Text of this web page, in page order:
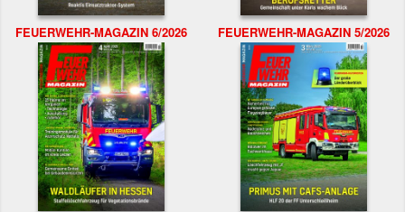
FEUERWEHR-MAGAZIN 6/2026 FEUERWEHR-MAGAZIN 5/2026